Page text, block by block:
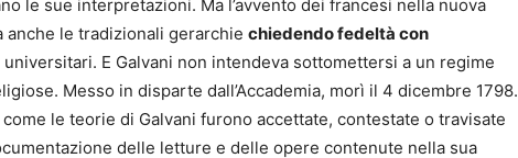
le sue interpretazioni. Ma l’avvento dei francesi nella nuova
anche le tradizionali gerarchie chiedendo fedeltà con
E Galvani non intendeva sottomettersi a un regime
Messo in disparte dall’Accademia, morì il 4 dicembre 1798.
le teorie di Galvani furono accettate, contestate o travisate
delle letture e delle opere contenute nella sua